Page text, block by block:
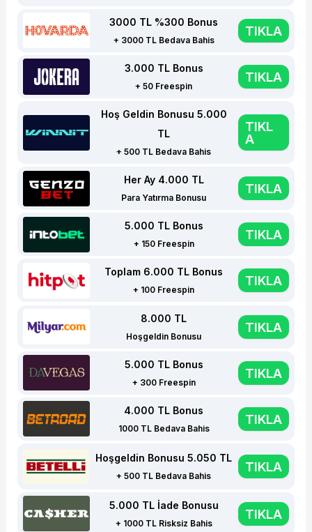
3000 TL %300 Bonus
+ 3000 TL Bedava Bahis
TIKLA
3.000 TL Bonus
+ 50 Freespin
TIKLA
Hoş Geldin Bonusu 5.000
TL
+ 500 TL Bedava Bahis
TIKL
A
Her Ay 4.000 TL
Para Yatırma Bonusu
TIKLA
5.000 TL Bonus
+ 150 Freespin
TIKLA
Toplam 6.000 TL Bonus
+ 100 Freespin
TIKLA
8.000 TL
Hoşgeldin Bonusu
TIKLA
5.000 TL Bonus
+ 300 Freespin
TIKLA
4.000 TL Bonus
1000 TL Bedava Bahis
TIKLA
Hoşgeldin Bonusu 5.050 TL
+ 500 TL Bedava Bahis
TIKLA
5.000 TL İade Bonusu
+ 1000 TL Risksiz Bahis
TIKLA